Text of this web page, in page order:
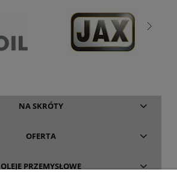
NA SKRÓTY
OFERTA
OLEJE PRZEMYSŁOWE